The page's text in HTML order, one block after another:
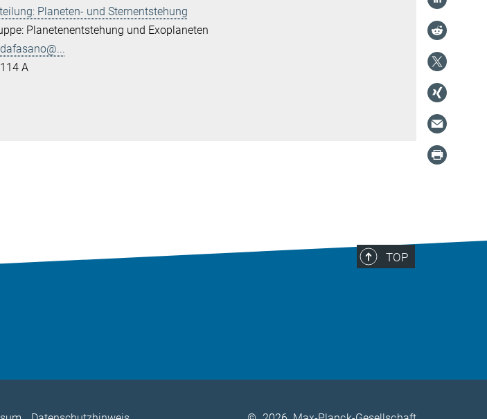
Planeten- und Sternentstehung
Planetenentstehung und Exoplaneten
dafasano@...
114 A
TOP